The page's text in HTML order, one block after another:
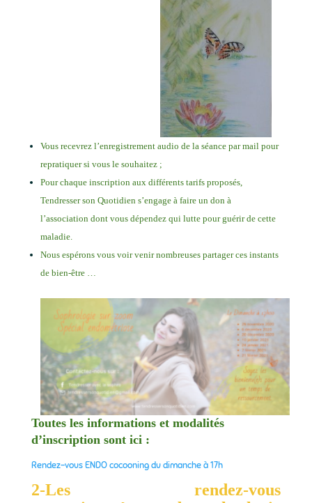
Vous recevrez l’enregistrement audio de la séance par mail pour
repratiquer si vous le souhaitez ;
Pour chaque inscription aux différents tarifs proposés,
Tendresser son Quotidien s’engage à faire un don à
l’association dont vous dépendez qui lutte pour guérir de cette
maladie.
Nous espérons vous voir venir nombreuses partager ces instants
de bien-être …
Toutes les informations et modalités
d’inscription sont ici :
Rendez-vous ENDO cocooning du dimanche à 17h
2-Les rendez-vous